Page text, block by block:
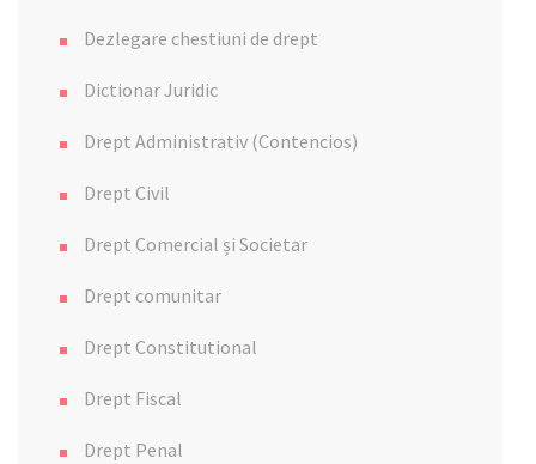
Dezlegare chestiuni de drept
Dictionar Juridic
Drept Administrativ (Contencios)
Drept Civil
Drept Comercial și Societar
Drept comunitar
Drept Constitutional
Drept Fiscal
Drept Penal